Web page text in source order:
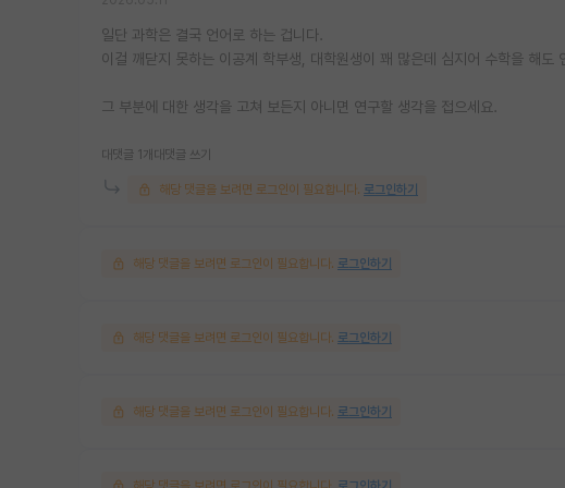
일단 과학은 결국 언어로 하는 겁니다.
이걸 깨닫지 못하는 이공계 학부생, 대학원생이 꽤 많은데 심지어 수학을 해도
그 부분에 대한 생각을 고쳐 보든지 아니면 연구할 생각을 접으세요.
대댓글 1개 대댓글 쓰기
해당 댓글을 보려면 로그인이 필요합니다. 로그인하기
해당 댓글을 보려면 로그인이 필요합니다. 로그인하기
해당 댓글을 보려면 로그인이 필요합니다. 로그인하기
해당 댓글을 보려면 로그인이 필요합니다. 로그인하기